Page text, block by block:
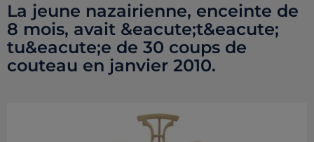
La jeune nazairienne, enceinte de
8 mois, avait &eacute;t&eacute;
tu&eacute;e de 30 coups de
couteau en janvier 2010.